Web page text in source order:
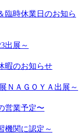
臨時休業日のお知ら
出展～
暇のお知らせ
ＮＡＧＯＹＡ出展～
営業予定〜
機関に認定～